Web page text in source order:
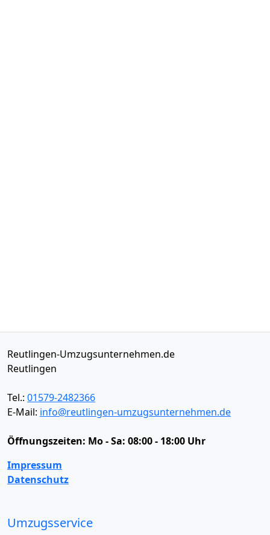
Reutlingen-Umzugsunternehmen.de
Reutlingen
Tel.: 01579-2482366
E-Mail: info@reutlingen-umzugsunternehmen.de
Öffnungszeiten: Mo - Sa: 08:00 - 18:00 Uhr
Impressum
Datenschutz
Umzugsservice